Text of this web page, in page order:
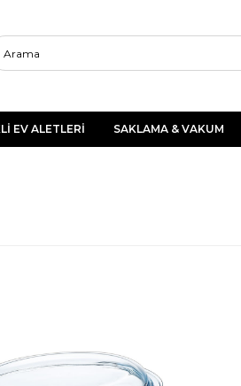
EV ALETLERİ SAKLAMA & VAKUM